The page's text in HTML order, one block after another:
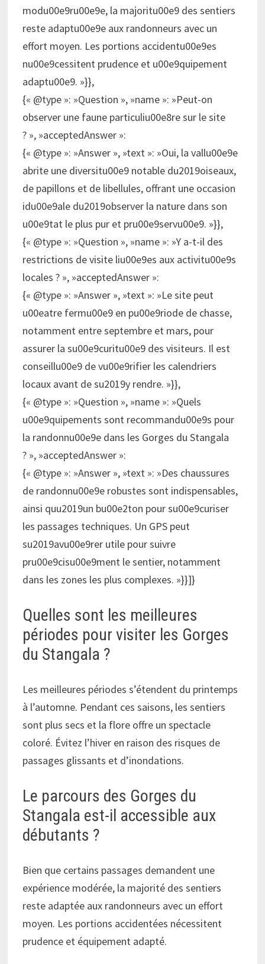
modu00e9ru00e9e, la majoritu00e9 des sentiers
reste adaptu00e9e aux randonneurs avec un
effort moyen. Les portions accidentu00e9es
nu00e9cessitent prudence et u00e9quipement
adaptu00e9. »}},
{« @type »: »Question », »name »: »Peut-on
observer une faune particuliu00e8re sur le site
? », »acceptedAnswer »:
{« @type »: »Answer », »text »: »Oui, la vallu00e9e
abrite une diversitu00e9 notable du2019oiseaux,
de papillons et de libellules, offrant une occasion
idu00e9ale du2019observer la nature dans son
u00e9tat le plus pur et pru00e9servu00e9. »}},
{« @type »: »Question », »name »: »Y a-t-il des
restrictions de visite liu00e9es aux activitu00e9s
locales ? », »acceptedAnswer »:
{« @type »: »Answer », »text »: »Le site peut
u00eatre fermu00e9 en pu00e9riode de chasse,
notamment entre septembre et mars, pour
assurer la su00e9curitu00e9 des visiteurs. Il est
conseillu00e9 de vu00e9rifier les calendriers
locaux avant de su2019y rendre. »}},
{« @type »: »Question », »name »: »Quels
u00e9quipements sont recommandu00e9s pour
la randonnu00e9e dans les Gorges du Stangala
? », »acceptedAnswer »:
{« @type »: »Answer », »text »: »Des chaussures
de randonnu00e9e robustes sont indispensables,
ainsi quu2019un bu00e2ton pour su00e9curiser
les passages techniques. Un GPS peut
su2019avu00e9rer utile pour suivre
pru00e9cisu00e9ment le sentier, notamment
dans les zones les plus complexes. »}}]}
Quelles sont les meilleures
périodes pour visiter les Gorges
du Stangala ?
Les meilleures périodes s’étendent du printemps
à l’automne. Pendant ces saisons, les sentiers
sont plus secs et la flore offre un spectacle
coloré. Évitez l’hiver en raison des risques de
passages glissants et d’inondations.
Le parcours des Gorges du
Stangala est-il accessible aux
débutants ?
Bien que certains passages demandent une
expérience modérée, la majorité des sentiers
reste adaptée aux randonneurs avec un effort
moyen. Les portions accidentées nécessitent
prudence et équipement adapté.